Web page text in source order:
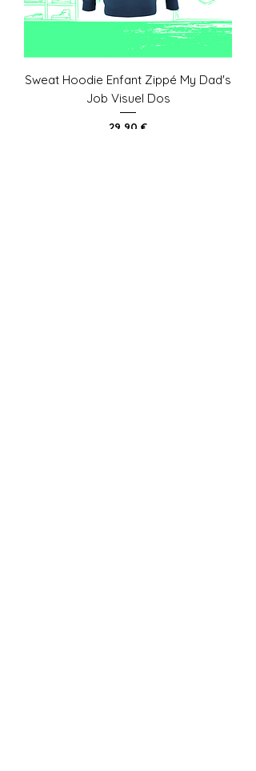
Sweat Hoodie Enfant Zippé My Dad's
Job Visuel Dos
Prix
29,90 €